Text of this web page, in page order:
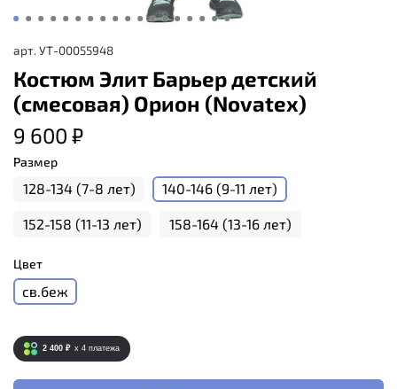
арт. УТ-00055948
Костюм Элит Барьер детский
(смесовая) Орион (Novatex)
9 600 ₽
Размер
128-134 (7-8 лет) 140-146 (9-11 лет)
152-158 (11-13 лет) 158-164 (13-16 лет)
Цвет
св.беж
2 400 ₽ x 4 платежа